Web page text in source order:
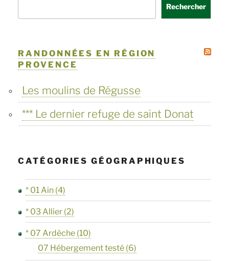
Rechercher
RANDONNÉES EN RÉGION
PROVENCE
Les moulins de Régusse
*** Le dernier refuge de saint Donat
CATÉGORIES GÉOGRAPHIQUES
* 01 Ain (4)
* 03 Allier (2)
* 07 Ardèche (10)
07 Hébergement testé (6)